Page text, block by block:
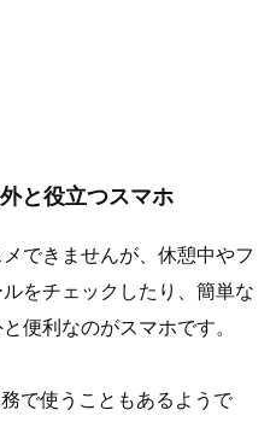
と役立つスマホ
できませんが、休憩中やフ
をチェックしたり、簡単な
便利なのがスマホです。
で使うこともあるようで